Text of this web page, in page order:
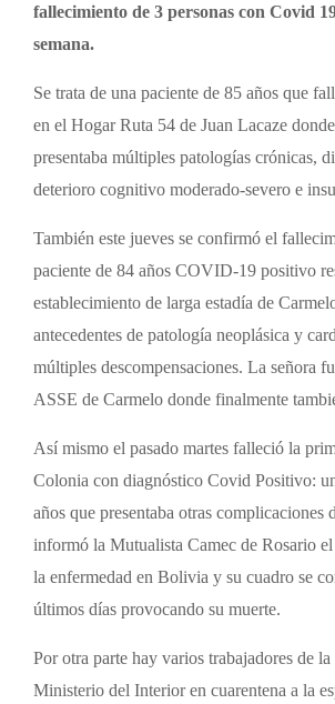
fallecimiento de 3 personas con Covid
semana.
Se trata de una paciente de 85 años que
en el Hogar Ruta 54 de Juan Lacaze
presentaba múltiples patologías crónicas,
deterioro cognitivo moderado-severo e
También este jueves se confirmó el
paciente de 84 años COVID-19 positivo
establecimiento de larga estadía de
antecedentes de patología neoplásica y
múltiples descompensaciones. La señora
ASSE de Carmelo donde finalmente
Así mismo el pasado martes falleció la
Colonia con diagnóstico Covid Positivo:
años que presentaba otras complicaciones
informó la Mutualista Camec de Rosario
la enfermedad en Bolivia y su cuadro se
últimos días provocando su muerte.
Por otra parte hay varios trabajadores de
Ministerio del Interior en cuarentena a la